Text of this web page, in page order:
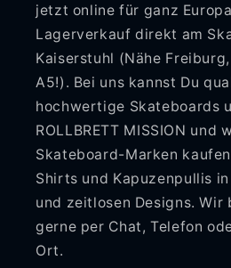
jetzt online für ganz
Lagerverkauf direkt am
Kaiserstuhl (Nähe
A5!). Bei uns kannst Du
hochwertige Skateboards
ROLLBRETT MISSION und
Skateboard-Marken
Shirts und Kapuzenpullis
und zeitlosen Designs. Wir
gerne per Chat, Telefon
Ort.